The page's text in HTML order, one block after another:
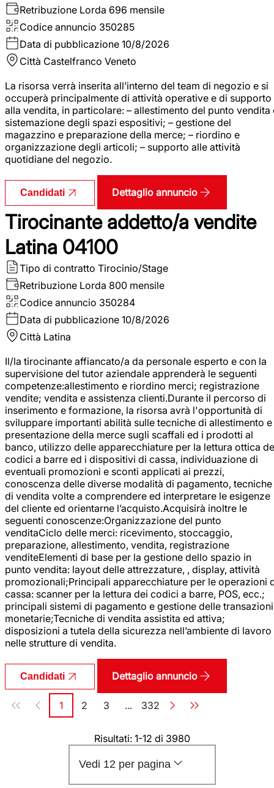
Retribuzione Lorda 696 mensile
Codice annuncio 350285
Data di pubblicazione 10/8/2026
Città Castelfranco Veneto
La risorsa verrà inserita all’interno del team di negozio e si
occuperà principalmente di attività operative e di supporto
alla vendita, in particolare: – allestimento del punto vendita
sistemazione degli spazi espositivi; – gestione del
magazzino e preparazione della merce; – riordino e
organizzazione degli articoli; – supporto alle attività
quotidiane del negozio.
Candidati Dettaglio annuncio
Tirocinante addetto/a vendite
Latina 04100
Tipo di contratto Tirocinio/Stage
Retribuzione Lorda 800 mensile
Codice annuncio 350284
Data di pubblicazione 10/8/2026
Città Latina
Il/la tirocinante affiancato/a da personale esperto e con la
supervisione del tutor aziendale apprenderà le seguenti
competenze:allestimento e riordino merci; registrazione
vendite; vendita e assistenza clienti.Durante il percorso di
inserimento e formazione, la risorsa avrà l'opportunità di
sviluppare importanti abilità sulle tecniche di allestimento e
presentazione della merce sugli scaffali ed i prodotti al
banco, utilizzo delle apparecchiature per la lettura ottica
codici a barre ed i dispositivi di cassa, individuazione di
eventuali promozioni e sconti applicati ai prezzi,
conoscenza delle diverse modalità di pagamento, tecniche
di vendita volte a comprendere ed interpretare le esigenze
del cliente ed orientarne l’acquisto.Acquisirà inoltre le
seguenti conoscenze:Organizzazione del punto
venditaCiclo delle merci: ricevimento, stoccaggio,
preparazione, allestimento, vendita, registrazione
venditeElementi di base per la gestione dello spazio in
punto vendita: layout delle attrezzature, , display, attività
promozionali;Principali apparecchiature per le operazioni
cassa: scanner per la lettura dei codici a barre, POS, ecc.;
principali sistemi di pagamento e gestione delle transazioni
monetarie;Tecniche di vendita assistita ed attiva;
disposizioni a tutela della sicurezza nell’ambiente di lavoro
nelle strutture di vendita.
Candidati Dettaglio annuncio
Paginazione
Pagina
1 Pagina
2 Pagina
3 ... Pagina
332
Risultati: 1-12 di 3980
Vedi 12 per pagina